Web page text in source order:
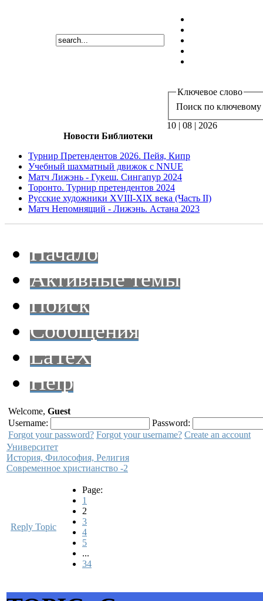
Ключевое слово
Поиск по ключевому
10 | 08 | 2026
Новости Библиотеки
Турнир Претендентов 2026. Пейя, Кипр
Учебный шахматный движок с NNUE
Матч Лижэнь - Гукеш. Сингапур 2024
Торонто. Турнир претендентов 2024
Русские художники XVIII-XIX века (Часть II)
Матч Непомнящий - Лижэнь. Астана 2023
Начало
Активные темы
Поиск
Сообщения
LaTeX
Help
Welcome, Guest
Username:
Password:
Forgot your password? Forgot your username? Create an account
Университет
История, Философия, Религия
Современное христианство -2
Reply Topic
Page:
1
2
3
4
5
...
34